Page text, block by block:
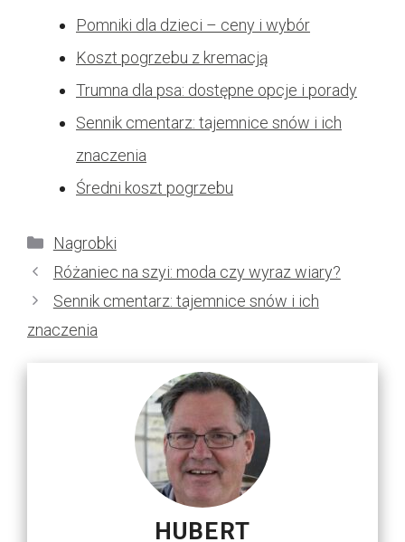
Pomniki dla dzieci – ceny i wybór
Koszt pogrzebu z kremacją
Trumna dla psa: dostępne opcje i porady
Sennik cmentarz: tajemnice snów i ich
znaczenia
Średni koszt pogrzebu
Kategorie
Nagrobki
Różaniec na szyi: moda czy wyraz wiary?
Sennik cmentarz: tajemnice snów i ich
znaczenia
HUBERT